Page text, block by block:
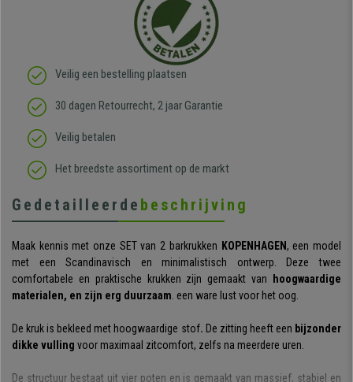
Veilig een bestelling plaatsen
30 dagen Retourrecht, 2 jaar Garantie
Veilig betalen
Het breedste assortiment op de markt
Gedetailleerde beschrijving
Maak kennis met onze SET van 2 barkrukken KOPENHAGEN, een model
met een Scandinavisch en minimalistisch ontwerp. Deze twee
comfortabele en praktische krukken zijn gemaakt van
hoogwaardige
materialen, en zijn erg duurzaam. een ware lust voor het oog.
De kruk is bekleed met hoogwaardige stof. De zitting heeft een bijzonder
dikke vulling voor maximaal zitcomfort, zelfs na meerdere uren.
De structuur bestaat uit vier poten en is gemaakt van massief, stabiel en